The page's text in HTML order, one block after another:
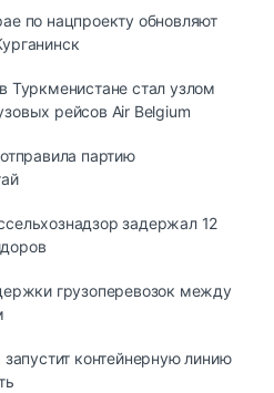
по нацпроекту обновляют
Туркменистане стал узлом
рейсов Air Belgium
партию
задержал 12
грузоперевозок между
контейнерную линию